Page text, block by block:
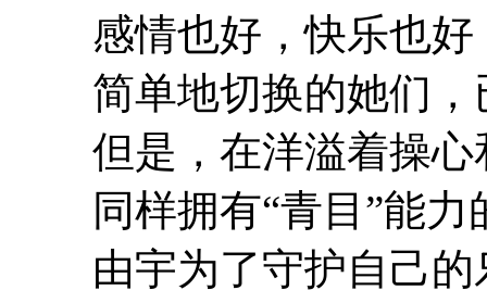
感情也好，快乐也
简单地切换的她们
但是，在洋溢着操
同样拥有“青目”能
由宇为了守护自己